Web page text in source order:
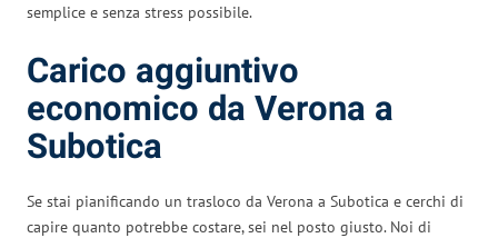
semplice e senza stress possibile.
Carico aggiuntivo
economico da Verona a
Subotica
Se stai pianificando un trasloco da Verona a Subotica e cerchi di
capire quanto potrebbe costare, sei nel posto giusto. Noi di